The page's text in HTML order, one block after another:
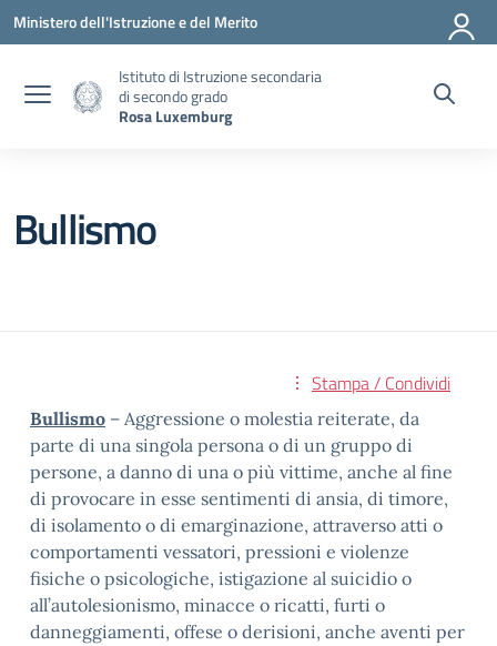
Vai ai contenuti
Vai al menu di navigazione
Vai al footer
Ministero dell'Istruzione e del Merito
Istituto di Istruzione secondaria
di secondo grado
Rosa Luxemburg
Bullismo
Stampa / Condividi
Bullismo – Aggressione o molestia reiterate, da
parte di una singola persona o di un gruppo di
persone, a danno di una o più vittime, anche al fine
di provocare in esse sentimenti di ansia, di timore,
di isolamento o di emarginazione, attraverso atti o
comportamenti vessatori, pressioni e violenze
fisiche o psicologiche, istigazione al suicidio o
all’autolesionismo, minacce o ricatti, furti o
danneggiamenti, offese o derisioni, anche aventi per